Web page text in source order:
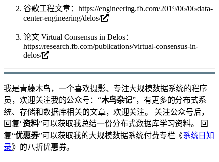
谷歌工程文章： https://engineering.fb.com/2019/06/06/data-
center-engineering/delos/
论文 Virtual Consensus in Delos：
https://research.fb.com/publications/virtual-consensus-in-
delos/
我是青藤木鸟，一个喜欢摄影、专注大规模数据系统的程序
员，欢迎关注我的公众号：“木鸟杂记”，有更多的分布式系
统、存储和数据库相关的文章，欢迎关注。 关注公众号后，
回复“资料”可以获取我总结一份分布式数据库学习资料。 回
复“优惠券”可以获取我的大规模数据系统付费专栏《系统日知
录》的八折优惠券。